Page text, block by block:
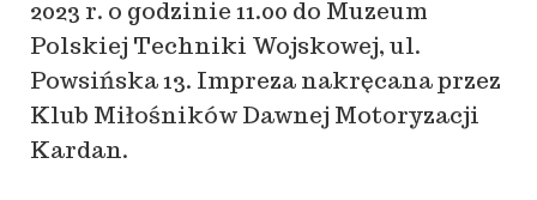
2023 r. o godzinie 11.00 do Muzeum
Polskiej Techniki Wojskowej, ul.
Powsińska 13. Impreza nakręcana przez
Klub Miłośników Dawnej Motoryzacji
Kardan.